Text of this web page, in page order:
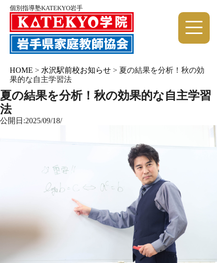
個別指導塾KATEKYO岩手
HOME > 水沢駅前校お知らせ > 夏の結果を分析！秋の効
果的な自主学習法
夏の結果を分析！秋の効果的な自主学習
法
公開日:2025/09/18/